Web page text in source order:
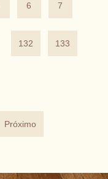
6 7
132
133
Próximo